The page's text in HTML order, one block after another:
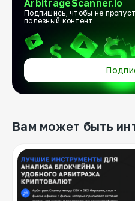
ArbitrageScanner.io
Подпишись, чтобы не
полезный контент
Вам может быть